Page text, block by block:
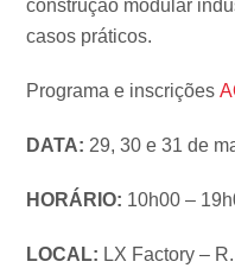
construção modular
casos práticos.
Programa e inscrições
DATA: 29, 30 e 31 de
HORÁRIO: 10h00 –
LOCAL: LX Factory –